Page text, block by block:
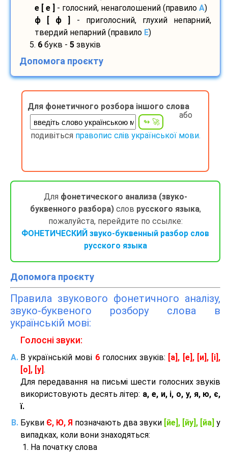
е [ е ]
- голосний, ненаголошений (правило A)
ф [ ф ]
- приголосний, глухий непарний,
твердий непарний (правило E)
5. 6 букв - 5 звуків
Допомога проєкту
Для фонетичного розбора іншого слова
або
подивіться правопис слів української мови.
Для фонетического анализа (звуко-
буквенного разбора)слов русского языка,
пожалуйста, перейдите по ссылке:
ФОНЕТИЧЕСКИЙ звуко-буквенный разбор слов
русского языка
Допомога проєкту
Правила звукового фонетичного аналізу,
звуко-буквеного розбору слова в
українській мові:
Голосні звуки:
В українській мові 6голосних звуків:
[а], [е], [и], [і],
[о], [у] .
Для передавання на письмі шести голосних звуків
використовують десять літер: а, е, и, і, о, у, я, ю, є,
ї.
Букви Є, Ю, Я позначають два звуки [йе], [йу], [йа] у
випадках, коли вони знаходяться:
На початку слова